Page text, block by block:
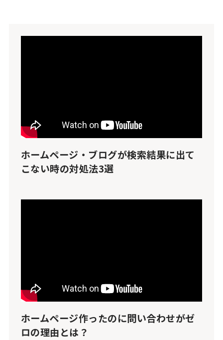
ホームページ・ブログが検索結果に出て
こない時の対処法3選
ホームページ作ったのに問い合わせがゼ
ロの理由とは？